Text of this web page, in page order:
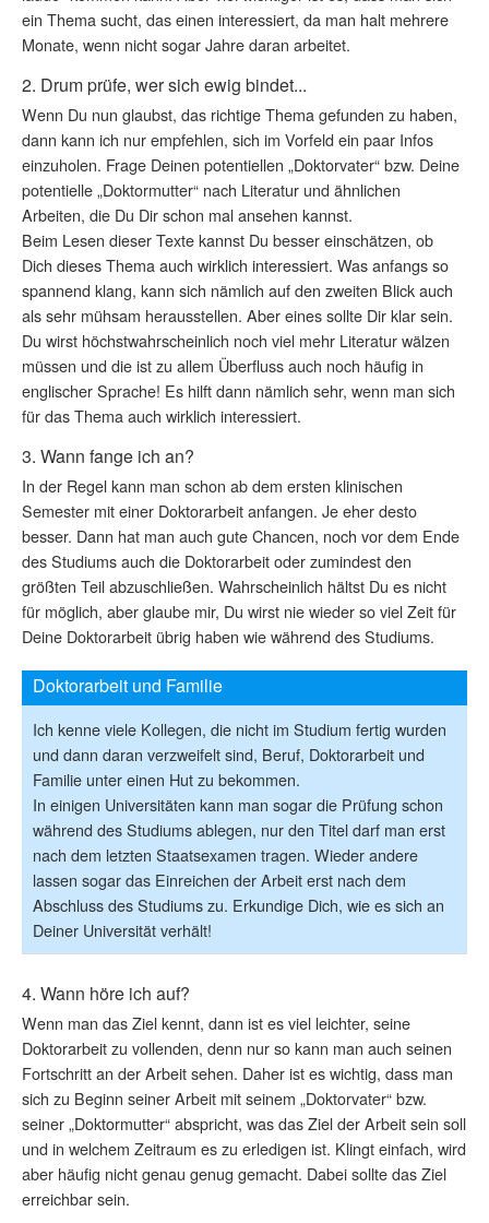
ein Thema sucht, das einen interessiert, da man halt mehrere
Monate, wenn nicht sogar Jahre daran arbeitet.
2. Drum prüfe, wer sich ewig bindet...
Wenn Du nun glaubst, das richtige Thema gefunden zu haben,
dann kann ich nur empfehlen, sich im Vorfeld ein paar Infos
einzuholen. Frage Deinen potentiellen „Doktorvater“ bzw. Deine
potentielle „Doktormutter“ nach Literatur und ähnlichen
Arbeiten, die Du Dir schon mal ansehen kannst.
Beim Lesen dieser Texte kannst Du besser einschätzen, ob
Dich dieses Thema auch wirklich interessiert. Was anfangs so
spannend klang, kann sich nämlich auf den zweiten Blick auch
als sehr mühsam herausstellen. Aber eines sollte Dir klar sein.
Du wirst höchstwahrscheinlich noch viel mehr Literatur wälzen
müssen und die ist zu allem Überfluss auch noch häufig in
englischer Sprache! Es hilft dann nämlich sehr, wenn man sich
für das Thema auch wirklich interessiert.
3. Wann fange ich an?
In der Regel kann man schon ab dem ersten klinischen
Semester mit einer Doktorarbeit anfangen. Je eher desto
besser. Dann hat man auch gute Chancen, noch vor dem Ende
des Studiums auch die Doktorarbeit oder zumindest den
größten Teil abzuschließen. Wahrscheinlich hältst Du es nicht
für möglich, aber glaube mir, Du wirst nie wieder so viel Zeit für
Deine Doktorarbeit übrig haben wie während des Studiums.
Doktorarbeit und Familie
Ich kenne viele Kollegen, die nicht im Studium fertig wurden
und dann daran verzweifelt sind, Beruf, Doktorarbeit und
Familie unter einen Hut zu bekommen.
In einigen Universitäten kann man sogar die Prüfung schon
während des Studiums ablegen, nur den Titel darf man erst
nach dem letzten Staatsexamen tragen. Wieder andere
lassen sogar das Einreichen der Arbeit erst nach dem
Abschluss des Studiums zu. Erkundige Dich, wie es sich an
Deiner Universität verhält!
4. Wann höre ich auf?
Wenn man das Ziel kennt, dann ist es viel leichter, seine
Doktorarbeit zu vollenden, denn nur so kann man auch seinen
Fortschritt an der Arbeit sehen. Daher ist es wichtig, dass man
sich zu Beginn seiner Arbeit mit seinem „Doktorvater“ bzw.
seiner „Doktormutter“ abspricht, was das Ziel der Arbeit sein soll
und in welchem Zeitraum es zu erledigen ist. Klingt einfach, wird
aber häufig nicht genau genug gemacht. Dabei sollte das Ziel
erreichbar sein.